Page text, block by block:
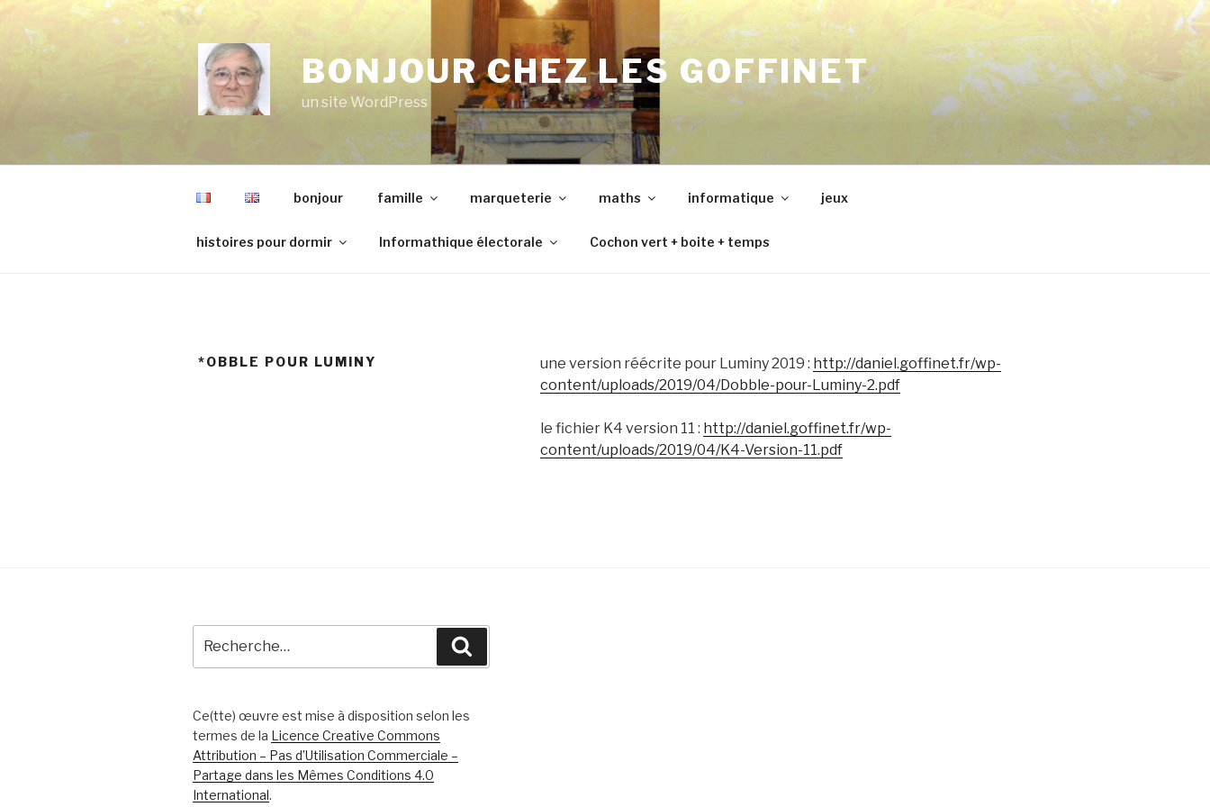
Aller
contenu
BONJOUR CHEZ LES GOFFINET
un site WordPress
bonjour famille marqueterie maths informatique jeux
histoires pour dormir Informathique électorale Cochon vert + boite + temps
*OBBLE POUR LUMINY une version réécrite pour Luminy 2019 : http://daniel.goffinet.fr/wp-
content/uploads/2019/04/Dobble-pour-Luminy-2.pdf
le fichier K4 version 11 : http://daniel.goffinet.fr/wp-
content/uploads/2019/04/K4-Version-11.pdf
pour
:
Ce(tte) œuvre est mise à disposition selon les
termes de la Licence Creative Commons
Attribution – Pas d’Utilisation Commerciale –
Partage dans les Mêmes Conditions 4.0
International.